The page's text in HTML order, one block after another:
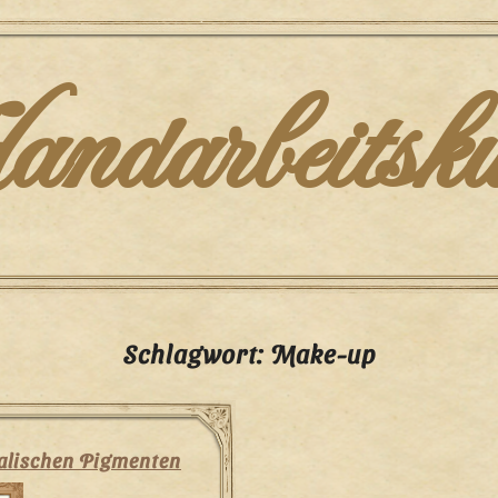
Schlagwort: Make-up
Pigmenten